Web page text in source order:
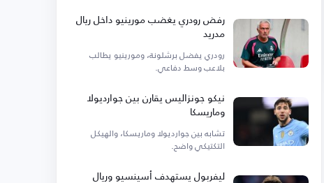
رفض رودري يغضب مورينيو داخل ريال
مدريد
رودري يفضل برشلونة، ومورينيو يطالب
بلاعب وسط دفاعي.
نيكو جونزاليس يقارن بين جوارديولا
وماريسكا
تشابه بين جوارديولا وماريسكا، والهيكل
التكتيكي واضح.
ليفربول يستهدف أسينسيو وريال